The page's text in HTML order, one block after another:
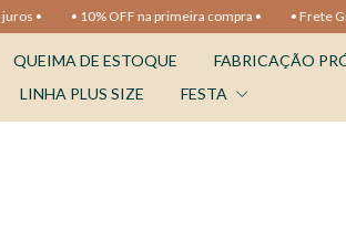
• 10% OFF na primeira compra • • Frete Grátis
QUEIMA DE ESTOQUE FABRICAÇÃO
LINHA PLUS SIZE FESTA